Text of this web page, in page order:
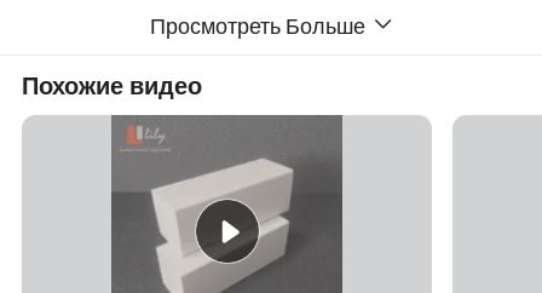
клееной, окрашенной так же, как и дерево,
специальные инструменты не требуются
4. Не нужно окрашивать, если это не требуется. При
использовании вне помещения рекомендуется
использовать краску для поддержания однородности
цвета в течение длительного времени
5. Срок службы никогда не гниет, не разбухнет, не
Просмотреть Больше
Похожие видео